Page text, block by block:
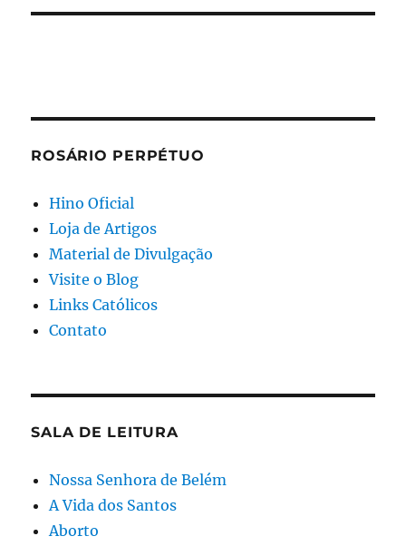
ROSÁRIO PERPÉTUO
Hino Oficial
Loja de Artigos
Material de Divulgação
Visite o Blog
Links Católicos
Contato
SALA DE LEITURA
Nossa Senhora de Belém
A Vida dos Santos
Aborto